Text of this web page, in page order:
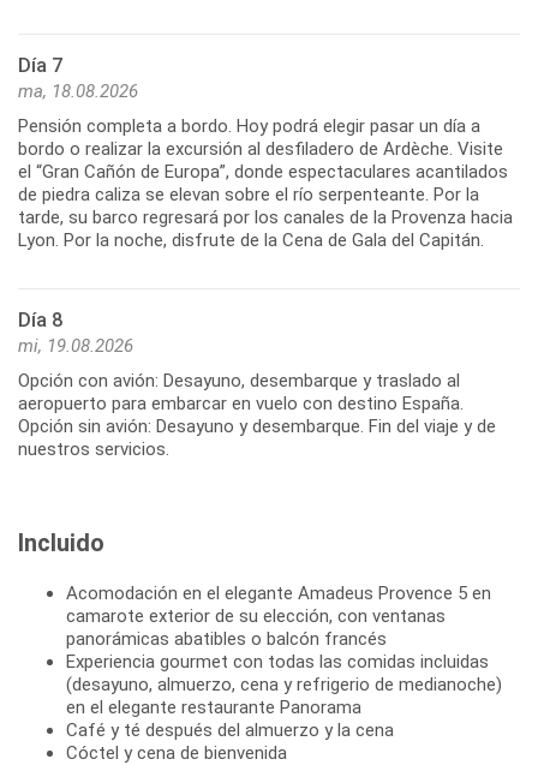
Día 7
ma, 18.08.2026
Pensión completa a bordo. Hoy podrá elegir pasar un día a
bordo o realizar la excursión al desfiladero de Ardèche. Visite
el “Gran Cañón de Europa”, donde espectaculares acantilados
de piedra caliza se elevan sobre el río serpenteante. Por la
tarde, su barco regresará por los canales de la Provenza hacia
Lyon. Por la noche, disfrute de la Cena de Gala del Capitán.
Día 8
mi, 19.08.2026
Opción con avión: Desayuno, desembarque y traslado al
aeropuerto para embarcar en vuelo con destino España.
Opción sin avión: Desayuno y desembarque. Fin del viaje y de
nuestros servicios.
Incluido
Acomodación en el elegante Amadeus Provence 5 en
camarote exterior de su elección, con ventanas
panorámicas abatibles o balcón francés
Experiencia gourmet con todas las comidas incluidas
(desayuno, almuerzo, cena y refrigerio de medianoche)
en el elegante restaurante Panorama
Café y té después del almuerzo y la cena
Cóctel y cena de bienvenida